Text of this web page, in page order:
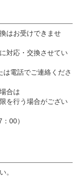
はお受けできませ
対応・交換させてい
電話でご連絡くださ
合は
を行う場合がござい
00）
。